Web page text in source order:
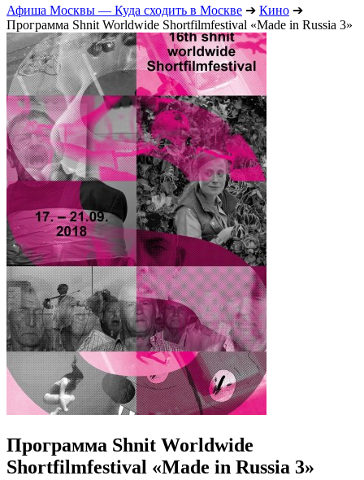
Афиша Москвы — Куда сходить в Москве ➔ Кино ➔
Программа Shnit Worldwide Shortfilmfestival «Made in Russia 3»
Программа Shnit Worldwide
Shortfilmfestival «Made in Russia 3»